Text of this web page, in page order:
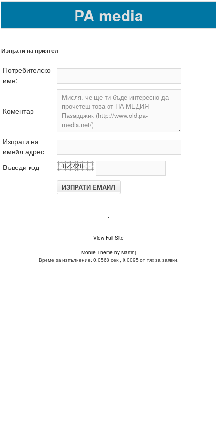
PA media
Изпрати на приятел
Потребителско
име:
Коментар
Изпрати на
имейл адрес
Въведи код
.
View Full Site
Mobile Theme by Martinj
Време за изпълнение: 0.0563 сек., 0.0095 от тях за заявки.